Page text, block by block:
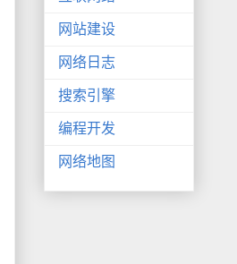
网站建设
网络日志
搜索引擎
编程开发
网络地图